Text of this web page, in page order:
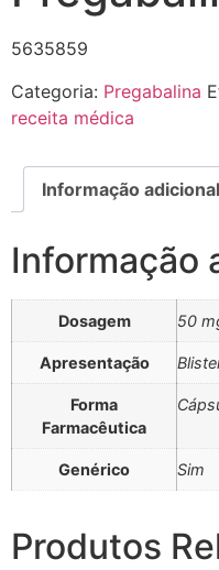
5635859
Categoria: Pregabalina
receita médica
Informação adicional
Informação
Dosagem 50
Apresentação
Forma
Farmacêutica
Genérico Sim
Produtos